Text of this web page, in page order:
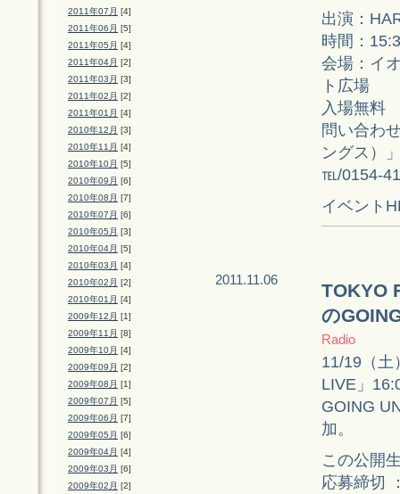
2011年07月 [4]
2011年06月 [5]
2011年05月 [4]
2011年04月 [2]
2011年03月 [3]
2011年02月 [2]
2011年01月 [4]
2010年12月 [3]
2010年11月 [4]
2010年10月 [5]
2010年09月 [6]
2010年08月 [7]
2010年07月 [6]
2010年05月 [3]
2010年04月 [5]
2010年03月 [4]
2010年02月 [2]
2010年01月 [4]
2009年12月 [1]
2009年11月 [8]
2009年10月 [4]
2009年09月 [2]
2009年08月 [1]
2009年07月 [5]
2009年06月 [7]
2009年05月 [6]
2009年04月 [4]
2009年03月 [6]
2009年02月 [2]
出演：
時間：
会場：イ
ト広場
入場無料
問い合わ
ングス）
℡/0154-
イベント
2011.11.06
TOKYO
の
Radio
11/19（土
LIVE」
GOING
加。
この公開
応募締切